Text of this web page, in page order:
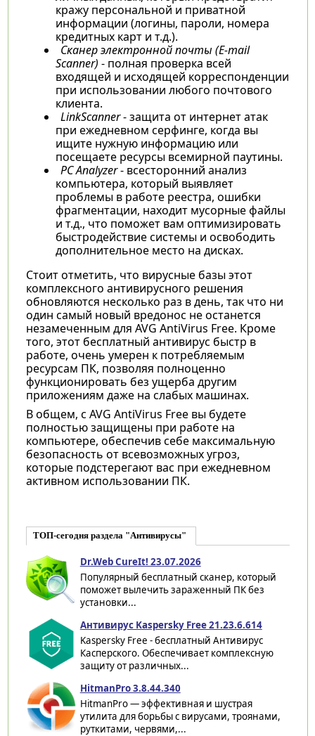
кражу персональной и приватной
информации (логины, пароли, номера
кредитных карт и т.д.).
Сканер электронной почты (E-mail
Scanner) - полная проверка всей
входящей и исходящей корреспонденции
при использовании любого почтового
клиента.
LinkScanner- защита от интернет атак
при ежедневном серфинге, когда вы
ищите нужную информацию или
посещаете ресурсы всемирной паутины.
PC Analyzer- всесторонний анализ
компьютера, который выявляет
проблемы в работе реестра, ошибки
фрагментации, находит мусорные файлы
и т.д., что поможет вам оптимизировать
быстродействие системы и освободить
дополнительное место на дисках.
Стоит отметить, что вирусные базы этот
комплексного антивирусного решения
обновляются несколько раз в день, так что ни
один самый новый вредонос не останется
незамеченным для AVG AntiVirus Free. Кроме
того, этот бесплатный антивирус быстр в
работе, очень умерен к потребляемым
ресурсам ПК, позволяя полноценно
функционировать без ущерба другим
приложениям даже на слабых машинах.
В общем, с AVG AntiVirus Free вы будете
полностью защищены при работе на
компьютере, обеспечив себе максимальную
безопасность от всевозможных угроз,
которые подстерегают вас при ежедневном
активном использовании ПК.
ТОП-сегодня раздела "Антивирусы"
Dr.Web CureIt! 23.07.2026
Популярный бесплатный сканер, который
поможет вылечить зараженный ПК без
установки...
Антивирус Kaspersky Free 21.23.6.614
Kaspersky Free - бесплатный Антивирус
Касперского. Обеспечивает комплексную
защиту от различных...
HitmanPro 3.8.44.340
HitmanPro — эффективная и шустрая
утилита для борьбы с вирусами, троянами,
руткитами, червями,...